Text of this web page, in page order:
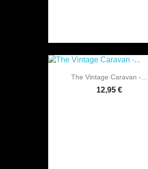
The Vintage Caravan -...
12,95 €